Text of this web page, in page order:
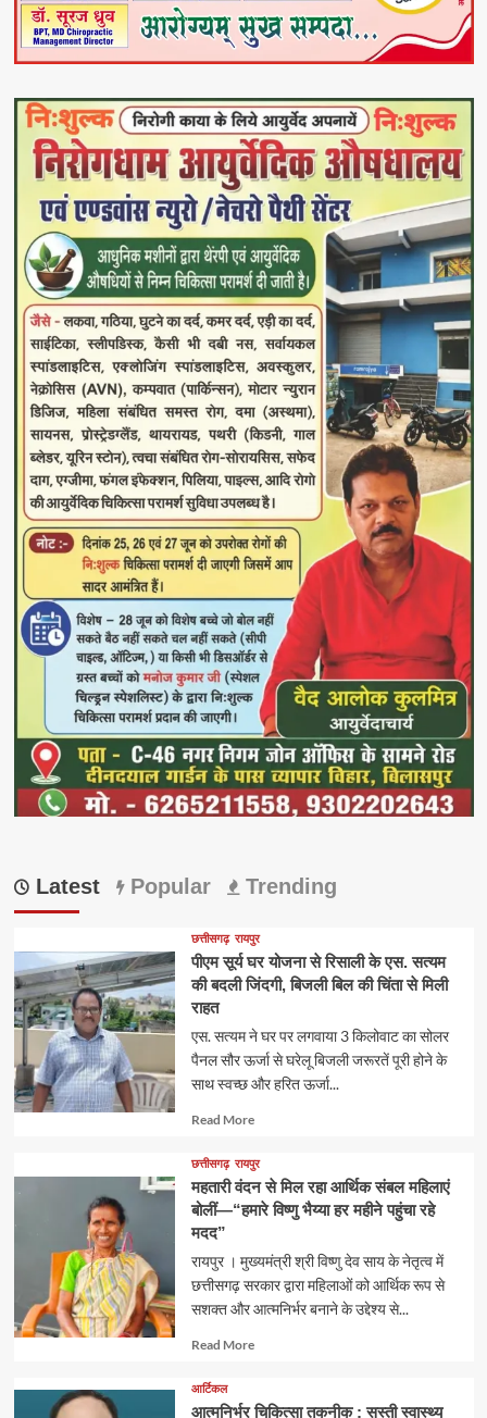
Latest Popular Trending
छत्तीसगढ़ रायपुर
पीएम सूर्य घर योजना से रिसाली के एस. सत्यम
की बदली जिंदगी, बिजली बिल की चिंता से मिली
राहत
एस. सत्यम ने घर पर लगवाया 3 किलोवाट का सोलर
पैनल सौर ऊर्जा से घरेलू बिजली जरूरतें पूरी होने के
साथ स्वच्छ और हरित ऊर्जा...
Read MoreRead
about
छत्तीसगढ़ रायपुर
महतारी वंदन से मिल रहा आर्थिक संबल महिलाएं
बोलीं—“हमारे विष्णु भैय्या हर महीने पहुंचा रहे
मदद”
रायपुर । मुख्यमंत्री श्री विष्णु देव साय के नेतृत्व में
छत्तीसगढ़ सरकार द्वारा महिलाओं को आर्थिक रूप से
सशक्त और आत्मनिर्भर बनाने के उद्देश्य से...
Read MoreRead
आर्टिकल
आत्मनिर्भर चिकित्सा तकनीक : सस्ती स्वास्थ्य